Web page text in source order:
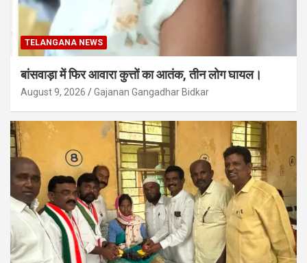
TELANGANA NEWS
बांसवाड़ा में फिर आवारा कुत्तों का आतंक, तीन लोग घायल।
August 9, 2026 Gajanan Gangadhar Bidkar